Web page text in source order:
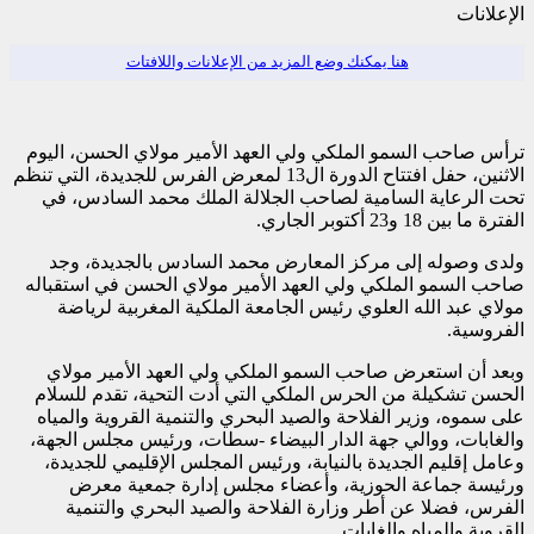
الإعلانات
هنا يمكنك وضع المزيد من الإعلانات واللافتات
ترأس صاحب السمو الملكي ولي العهد الأمير مولاي الحسن، اليوم
الاثنين، حفل افتتاح الدورة ال13 لمعرض الفرس للجديدة، التي تنظم
تحت الرعاية السامية لصاحب الجلالة الملك محمد السادس، في
الفترة ما بين 18 و23 أكتوبر الجاري.
ولدى وصوله إلى مركز المعارض محمد السادس بالجديدة، وجد
صاحب السمو الملكي ولي العهد الأمير مولاي الحسن في استقباله
مولاي عبد الله العلوي رئيس الجامعة الملكية المغربية لرياضة
الفروسية.
وبعد أن استعرض صاحب السمو الملكي ولي العهد الأمير مولاي
الحسن تشكيلة من الحرس الملكي التي أدت التحية، تقدم للسلام
على سموه، وزير الفلاحة والصيد البحري والتنمية القروية والمياه
والغابات، ووالي جهة الدار البيضاء -سطات، ورئيس مجلس الجهة،
وعامل إقليم الجديدة بالنيابة، ورئيس المجلس الإقليمي للجديدة،
ورئيسة جماعة الحوزية، وأعضاء مجلس إدارة جمعية معرض
الفرس، فضلا عن أطر وزارة الفلاحة والصيد البحري والتنمية
القروية والمياه والغابات.